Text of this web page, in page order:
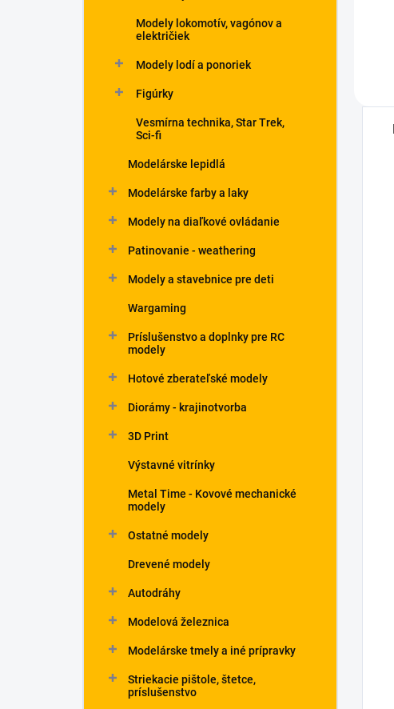
Modely lokomotív, vagónov a
električiek
Modely lodí a ponoriek
Figúrky
Vesmírna technika, Star Trek,
Sci-fi
Modelárske lepidlá
Modelárske farby a laky
Modely na diaľkové ovládanie
Patinovanie - weathering
Modely a stavebnice pre deti
Wargaming
Príslušenstvo a doplnky pre RC
modely
Hotové zberateľské modely
Diorámy - krajinotvorba
3D Print
Výstavné vitrínky
Metal Time - Kovové mechanické
modely
Ostatné modely
Drevené modely
Autodráhy
Modelová železnica
Modelárske tmely a iné prípravky
Striekacie pištole, štetce,
príslušenstvo